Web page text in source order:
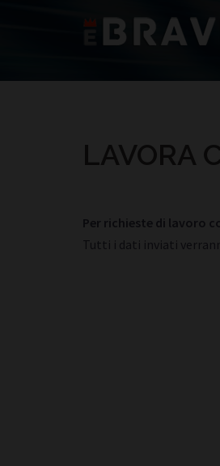
LAVORA
Per richieste di lavoro
Tutti i dati inviati